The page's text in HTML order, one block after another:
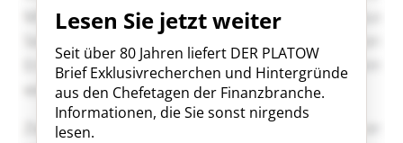
Lesen Sie jetzt weiter
Seit über 80 Jahren liefert DER PLATOW
Brief Exklusivrecherchen und Hintergründe
aus den Chefetagen der Finanzbranche.
Informationen, die Sie sonst nirgends
lesen.